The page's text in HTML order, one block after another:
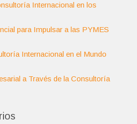
Internacional en los
para Impulsar a las PYMES
Internacional en el Mundo
a Través de la Consultoría